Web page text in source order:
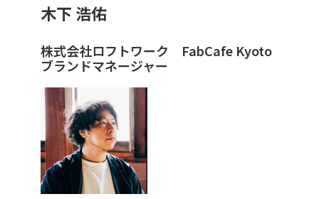
木下 浩佑
株式会社ロフトワーク FabCafe Kyoto
ブランドマネージャー